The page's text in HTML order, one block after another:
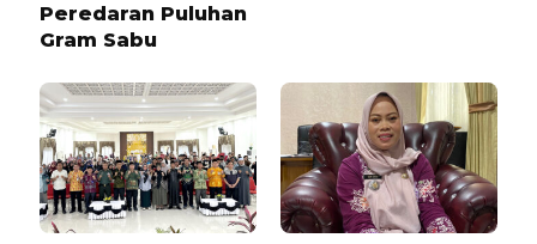
Peredaran Puluhan
Gram Sabu